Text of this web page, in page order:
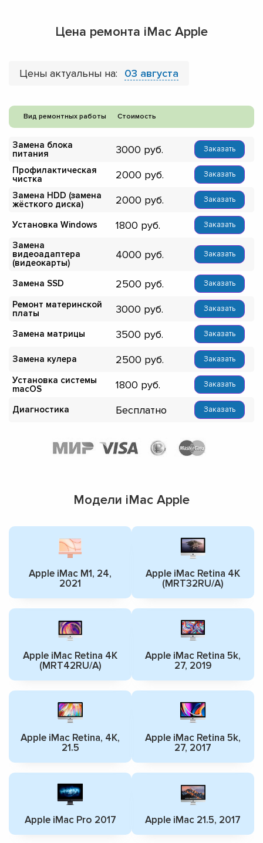
Цена ремонта iMac Apple
Цены актуальны на: 03 августа
Вид ремонтных работы Стоимость
Замена блока
питания
3000 Заказать
Профилактическая
чистка
2000 Заказать
Замена HDD (замена
жёсткого диска)
2000 Заказать
Установка Windows 1800 Заказать
Замена
видеоадаптера
(видеокарты)
4000 Заказать
Замена SSD 2500 Заказать
Ремонт материнской
платы
3000 Заказать
Замена матрицы 3500 Заказать
Замена кулера 2500 Заказать
Установка системы
macOS
1800 Заказать
Диагностика Бесплатно Заказать
Модели iMac Apple
Apple iMac M1, 24,
2021
Apple iMac Retina 4K
(MRT32RU/A)
Apple iMac Retina 4K
(MRT42RU/A)
Apple iMac Retina 5k,
27, 2019
Apple iMac Retina, 4K,
21.5
Apple iMac Retina 5k,
27, 2017
Apple iMac Pro 2017 Apple iMac 21.5, 2017